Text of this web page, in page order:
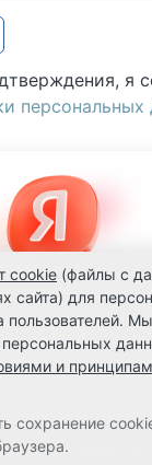
я
персональных
я
данных
заказов:
800 2018-054
cookie (файлы с
сайта) для
пользователей.
персональных
и
сохранение